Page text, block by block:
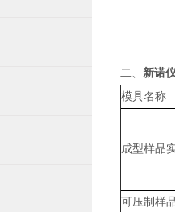
二、 新诺
模具名称
成型样品
可压制样